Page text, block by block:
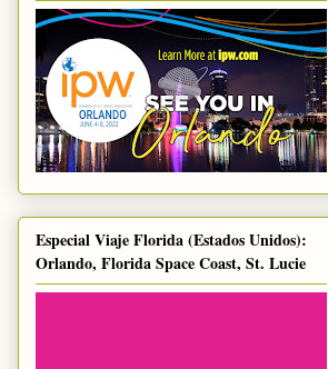
Especial Viaje Florida (Estados Unidos):
Orlando, Florida Space Coast, St. Lucie